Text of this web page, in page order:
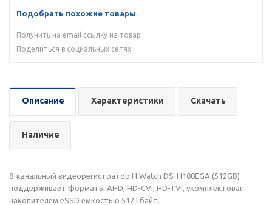
Подобрать похожие товары
Получить на email ссылку на товар
Поделиться в социальных сетях
Описание Характеристики Скачать
Наличие
8-канальный видеорегистратор HiWatch DS-H108EGA (512GB)
поддерживает форматы AHD, HD-CVI, HD-TVI, укомплектован
накопителем eSSD емкостью 512 Гбайт.